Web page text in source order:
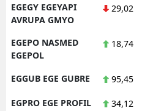
EGEGY EGEYAPI
AVRUPA GMYO
29,02
EGEPO NASMED
EGEPOL
18,74
EGGUB EGE GUBRE 95,45
EGPRO EGE PROFIL 34,12